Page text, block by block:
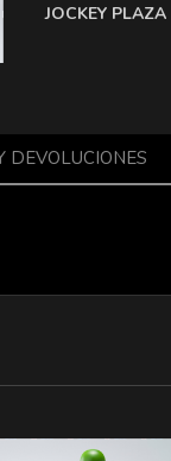
​JOCKEY PLAZA
DEVOLUCIONES